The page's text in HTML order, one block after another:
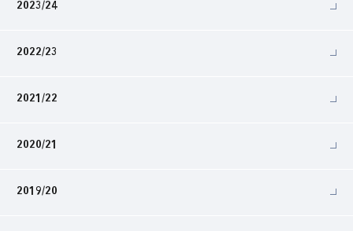
2023/24
2022/23
2021/22
2020/21
2019/20